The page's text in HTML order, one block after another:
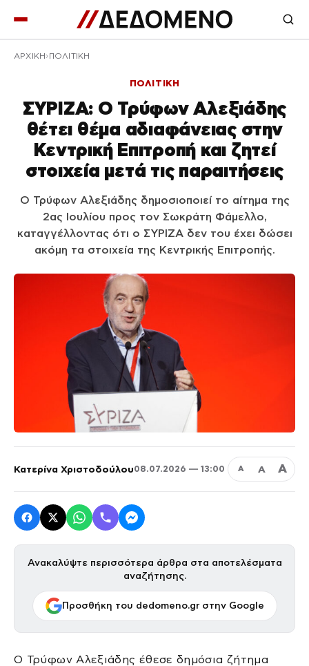
ΑΡΧΙΚΉ ΠΟΛΙΤΙΚΗ
ΠΟΛΙΤΙΚΗ
ΣΥΡΙΖΑ: Ο Τρύφων Αλεξιάδης
θέτει θέμα αδιαφάνειας στην
Κεντρική Επιτροπή και ζητεί
στοιχεία μετά τις παραιτήσεις
Ο Τρύφων Αλεξιάδης δημοσιοποιεί το αίτημα της
2ας Ιουλίου προς τον Σωκράτη Φάμελλο,
καταγγέλλοντας ότι ο ΣΥΡΙΖΑ δεν του έχει δώσει
ακόμη τα στοιχεία της Κεντρικής Επιτροπής.
Κατερίνα Χριστοδούλου08.07.2026 — 13:00 Α Α Α
Ανακαλύψτε περισσότερα άρθρα στα αποτελέσματα
αναζήτησης.
Προσθήκη του dedomeno.gr στην Google
Ο Τρύφων Αλεξιάδης έθεσε δημόσια ζήτημα